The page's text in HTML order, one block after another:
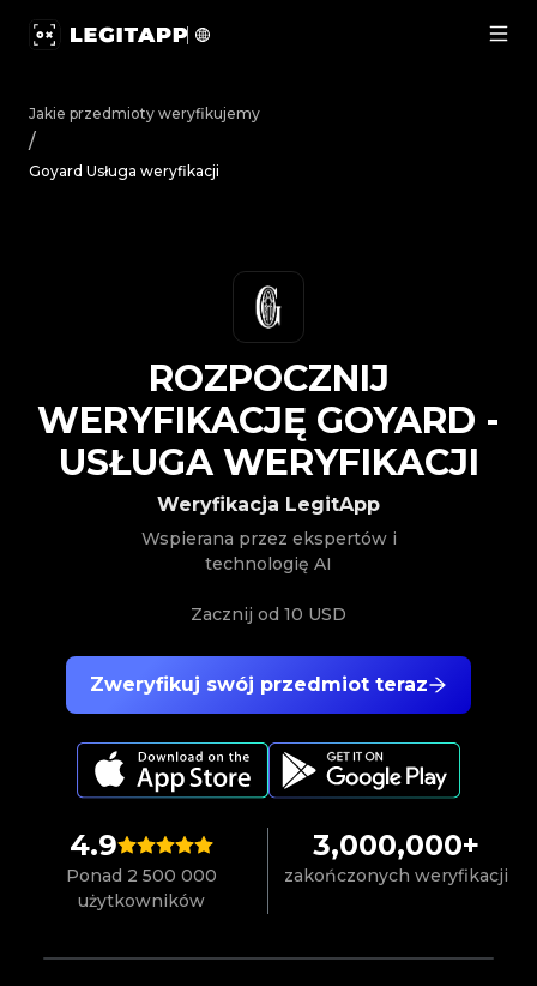
Jakie przedmioty weryfikujemy
/
Goyard Usługa weryfikacji
4.9
Ponad 2 500 000
użytkowników
3,000,000+
zakończonych weryfikacji
Zweryfikuj swój przedmiot teraz
Weryfikacja LegitApp
Wspierana przez ekspertów i
technologię AI
Zacznij od 10 USD
ROZPOCZNIJ
WERYFIKACJĘ GOYARD -
USŁUGA WERYFIKACJI